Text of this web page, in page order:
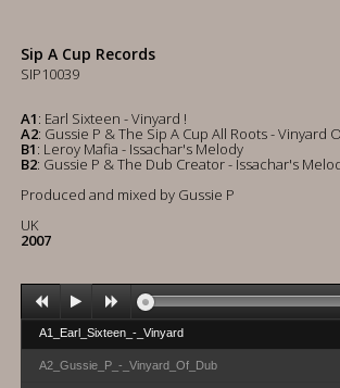
Sip A Cup Records
SIP10039
A1: Earl Sixteen - Vinyard !
A2: Gussie P & The Sip A Cup All Roots - Vinyard
B1: Leroy Mafia - Issachar's Melody
B2: Gussie P & The Dub Creator - Issachar's
Produced and mixed by Gussie P
UK
2007
A1_Earl_Sixteen_-_Vinyard
A2_Gussie_P_-_Vinyard_Of_Dub